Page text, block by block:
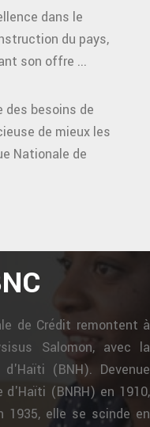
dans le
du pays,
son offre ...
des besoins de
de mieux les
Nationale de
de Crédit remontent à
Salomon, avec la
(BNH). Devenue
d'Haïti (BNRH) en 1910,
elle se scinde en